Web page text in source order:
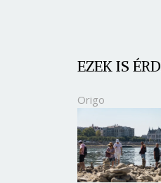
EZEK IS
Origo